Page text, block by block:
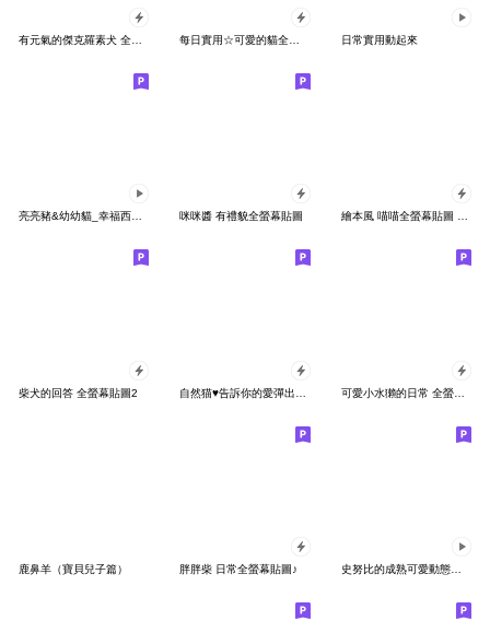
日常實用動起來
亮亮豬&幼幼貓_幸福西餐廳 咪咪醬 有禮貌全螢幕貼圖 繪本風 喵喵全螢幕貼圖 滿滿花季
柴犬的回答 全螢幕貼圖2 可愛小水獺的日常 全螢幕貼圖
鹿鼻羊（寶貝兒子篇） 胖胖柴 日常全螢幕貼圖♪ 史努比的成熟可愛動態貼圖